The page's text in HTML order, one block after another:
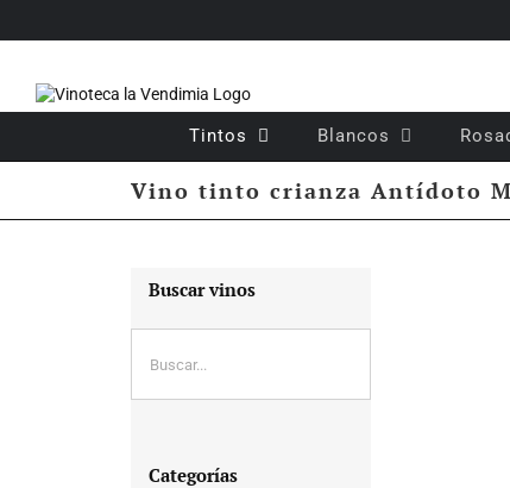
Tintos Blancos
Vino tinto crianza Antídoto
Buscar vinos
Categorías